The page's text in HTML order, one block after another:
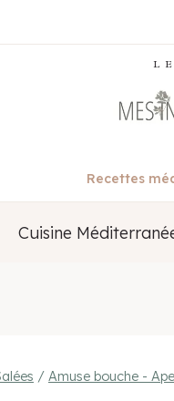
Recettes
Cuisine
/ Amuse bouche -